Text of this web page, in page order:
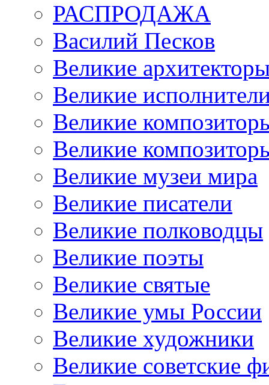
РАСПРОДАЖА
Василий Песков
Великие
Великие
Великие
Великие
Великие музеи мира
Великие писатели
Великие полководцы
Великие поэты
Великие святые
Великие умы России
Великие художники
Великие советские